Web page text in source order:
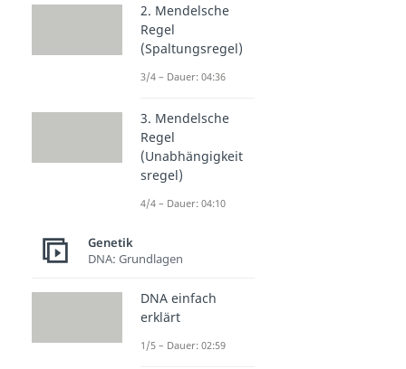
2. Mendelsche
Regel
(Spaltungsregel)
3/4 – Dauer: 04:36
3. Mendelsche
Regel
(Unabhängigkeit
sregel)
4/4 – Dauer: 04:10
Genetik
DNA: Grundlagen
DNA einfach
erklärt
1/5 – Dauer: 02:59